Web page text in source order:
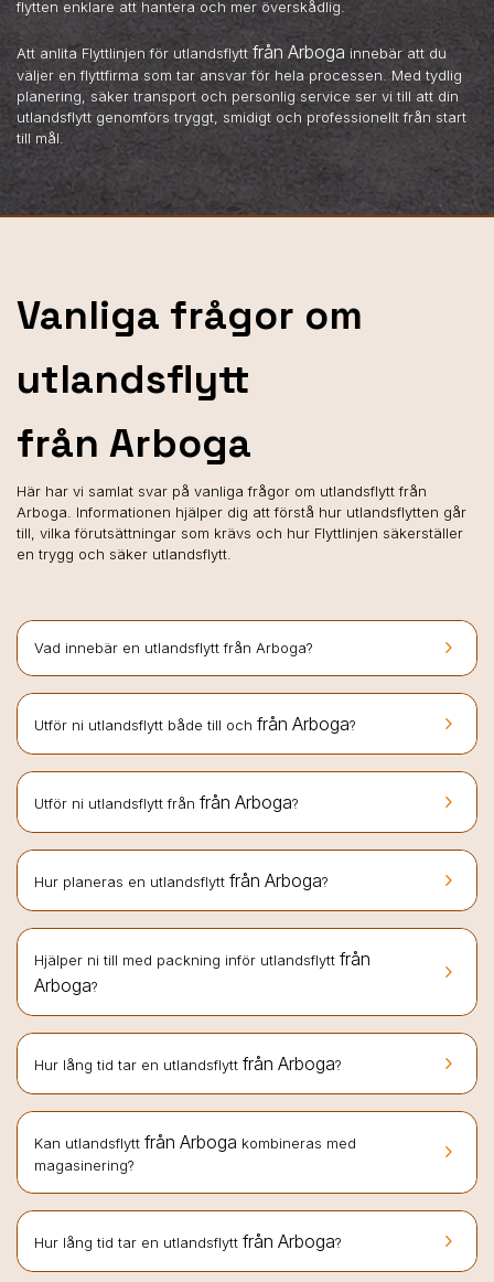
flytten enklare att hantera och mer överskådlig.
Att anlita Flyttlinjen för utlandsflytt från Arboga innebär att du
väljer en flyttfirma som tar ansvar för hela processen. Med tydlig
planering, säker transport och personlig service ser vi till att din
utlandsflytt genomförs tryggt, smidigt och professionellt från start
till mål.
Vanliga frågor om
utlandsflytt
från Arboga
Här har vi samlat svar på vanliga frågor om utlandsflytt från
Arboga. Informationen hjälper dig att förstå hur utlandsflytten går
till, vilka förutsättningar som krävs och hur Flyttlinjen säkerställer
en trygg och säker utlandsflytt.
keyboard_arrow_right
Vad innebär en utlandsflytt från Arboga?
keyboard_arrow_right
Utför ni utlandsflytt både till och från Arboga?
keyboard_arrow_right
Utför ni utlandsflytt från från Arboga?
keyboard_arrow_right
Hur planeras en utlandsflytt från Arboga?
keyboard_arrow_right
Hjälper ni till med packning inför utlandsflytt från
Arboga?
keyboard_arrow_right
Hur lång tid tar en utlandsflytt från Arboga?
keyboard_arrow_right
Kan utlandsflytt från Arboga kombineras med
magasinering?
keyboard_arrow_right
Hur lång tid tar en utlandsflytt från Arboga?